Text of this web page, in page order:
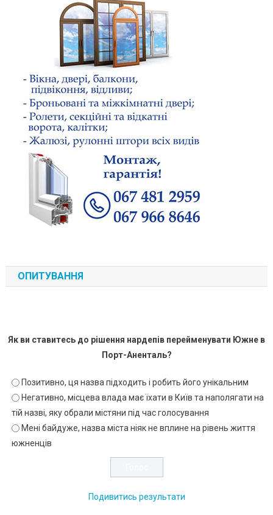
ОПИТУВАННЯ
Як ви ставитесь до рішення нардепів перейменувати Южне в
Порт-Аненталь?
Позитивно, ця назва підходить і робить його унікальним
Негативно, місцева влада має їхати в Київ та наполягати на
тій назві, яку обрали містяни під час голосування
Мені байдуже, назва міста ніяк не вплине на рівень життя
южненців
Подивитись результати